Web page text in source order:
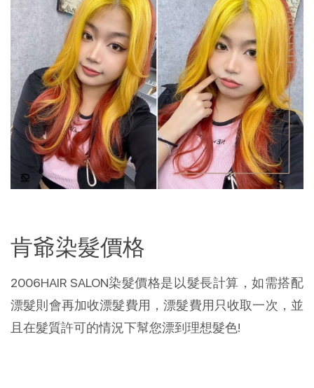
肯爺染髮價格
2006HAIR SALON染髮價格是以髮長計算，如需搭配
漂髮則會再加收漂髮費用，漂髮費用只收取一次，並
且在髮質許可的情況下幫您漂到理想髮色!